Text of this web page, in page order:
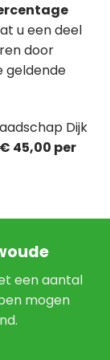
u een deel
door
geldende
Dijk
€ 45,00 per
een aantal
mogen